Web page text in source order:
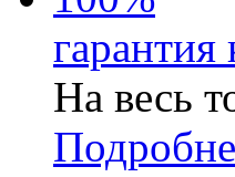
гарантия
На весь